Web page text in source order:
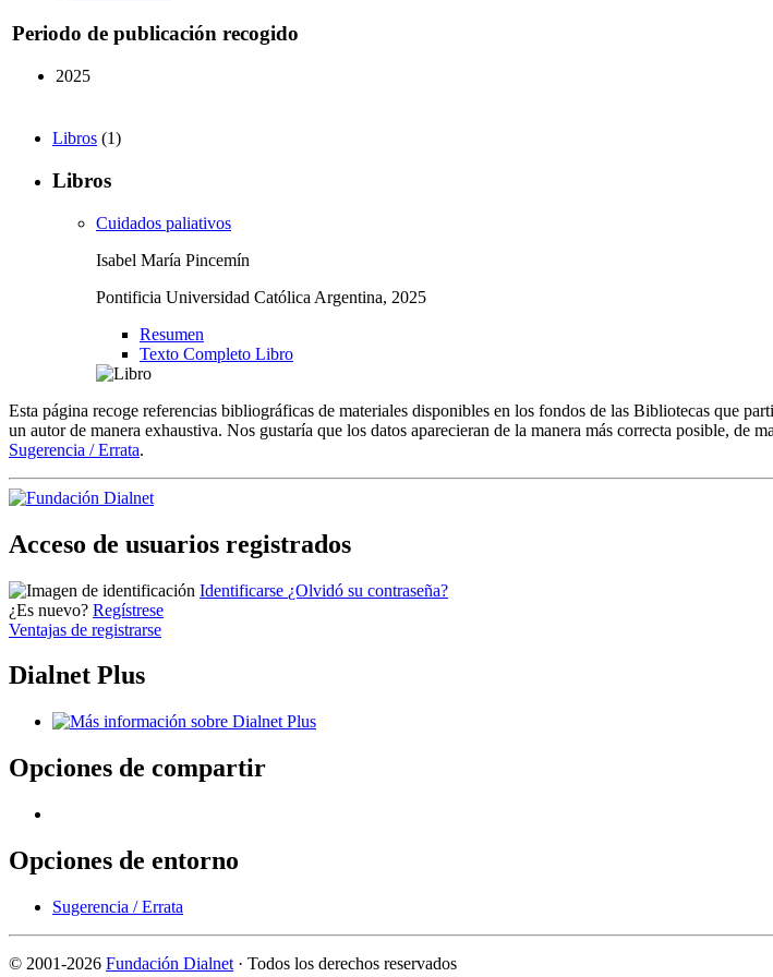
Periodo de publicación recogido
2025
Libros (1)
Libros
Cuidados paliativos
Isabel María Pincemín
Pontificia Universidad Católica Argentina, 2025
Resumen
Texto Completo Libro
Esta página recoge referencias bibliográficas de materiales disponibles en los fondos de las Bibliotecas que
un autor de manera exhaustiva. Nos gustaría que los datos aparecieran de la manera más correcta posible, de
Sugerencia / Errata.
Acceso de usuarios registrados
Identificarse ¿Olvidó su contraseña?
¿Es nuevo? Regístrese
Ventajas de registrarse
Dialnet Plus
Opciones de compartir
Opciones de entorno
Sugerencia / Errata
© 2001-2026 Fundación Dialnet · Todos los derechos reservados